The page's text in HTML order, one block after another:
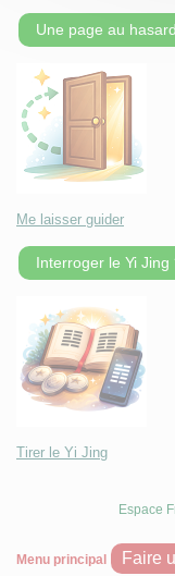
Une page au
Me laisser guider
Interroger le Yi Jing
Tirer le Yi Jing
Espace
Menu principal Faire